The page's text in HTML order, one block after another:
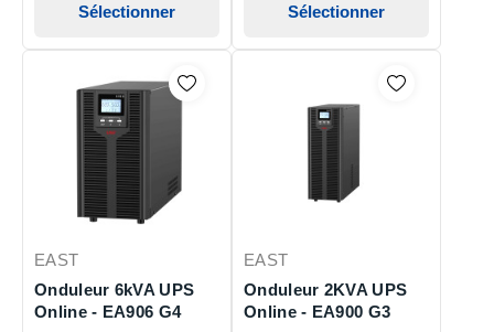
Sélectionner Sélectionner
EAST
Onduleur 6kVA UPS
Online - EA906 G4
EAST
Onduleur 2KVA UPS
Online - EA900 G3